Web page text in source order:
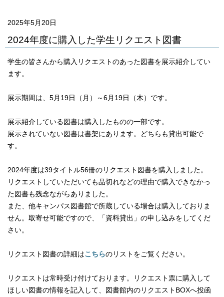
2025年5月20日
2024年度に購入した学生リクエスト図書
学生の皆さんから購入リクエストのあった図書を展示紹介してい
ます。
展示期間は、5月19日（月）～6月19日（木）です。
展示紹介している図書は購入したものの一部です。
展示されていない図書は書架にあります。どちらも貸出可能で
す。
2024年度は39タイトル56冊のリクエスト図書を購入しました。
リクエストしていただいても品切れなどの理由で購入できなかっ
た図書も残念ながらありました。
また、他キャンパス図書館で所蔵している場合は購入しておりま
せん。取寄せ可能ですので、「資料貸出」の申し込みをしてくだ
さい。
リクエスト図書の詳細はこちらのリストをご覧ください。
リクエストは常時受け付けております。リクエスト票に購入して
ほしい図書の情報を記入して、図書館内のリクエストBOXへ投函